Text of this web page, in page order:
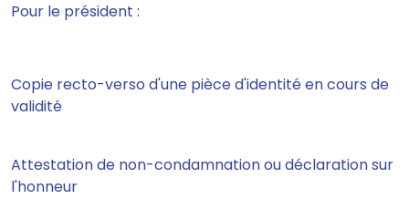
Pour le président :
Copie recto-verso d'une pièce d'identité en cours de
validité
Attestation de non-condamnation ou déclaration sur
l'honneur